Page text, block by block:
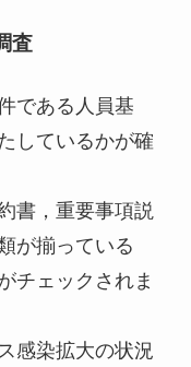
査
である人員基
しているかが確
書，重要事項説
が揃っている
チェックされま
感染拡大の状況